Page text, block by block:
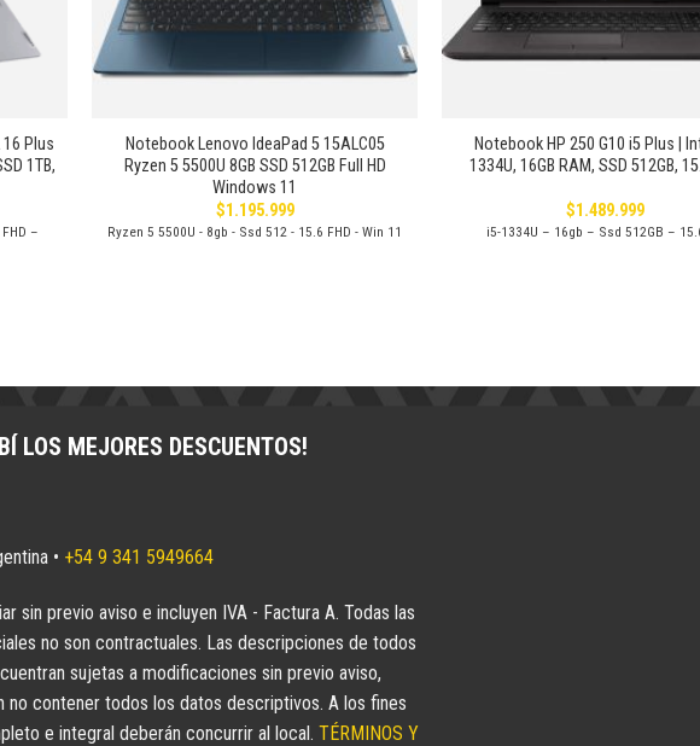
Plus
1TB,
–
Notebook Lenovo IdeaPad 5 15ALC05
Ryzen 5 5500U 8GB SSD 512GB Full HD
Windows 11
$1.195.999
Ryzen 5 5500U - 8gb - Ssd 512 - 15.6 FHD - Win 11
Notebook HP 250 G10 i5 Plus |
1334U, 16GB RAM, SSD 512GB,
$1.489.999
i5-1334U – 16gb – Ssd 512GB –
LOS MEJORES DESCUENTOS!
• +54 9 341 5949664
sin previo aviso e incluyen IVA - Factura A. Todas las
no son contractuales. Las descripciones de todos
sujetas a modificaciones sin previo aviso,
no contener todos los datos descriptivos. A los fines
e integral deberán concurrir al local. TÉRMINOS Y